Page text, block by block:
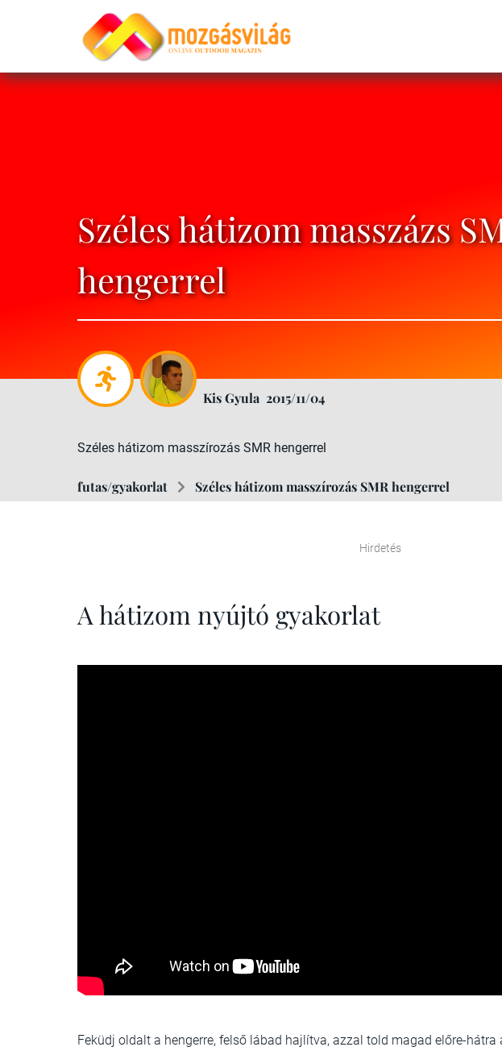
Széles hátizom masszázs
hengerrel
Kis Gyula 2015/11/04
Széles hátizom masszírozás SMR hengerrel
futas/gyakorlat Széles hátizom masszírozás SMR hengerrel
Hirdetés
A hátizom nyújtó gyakorlat
Feküdj oldalt a hengerre, felső lábad hajlítva, azzal told magad előre-